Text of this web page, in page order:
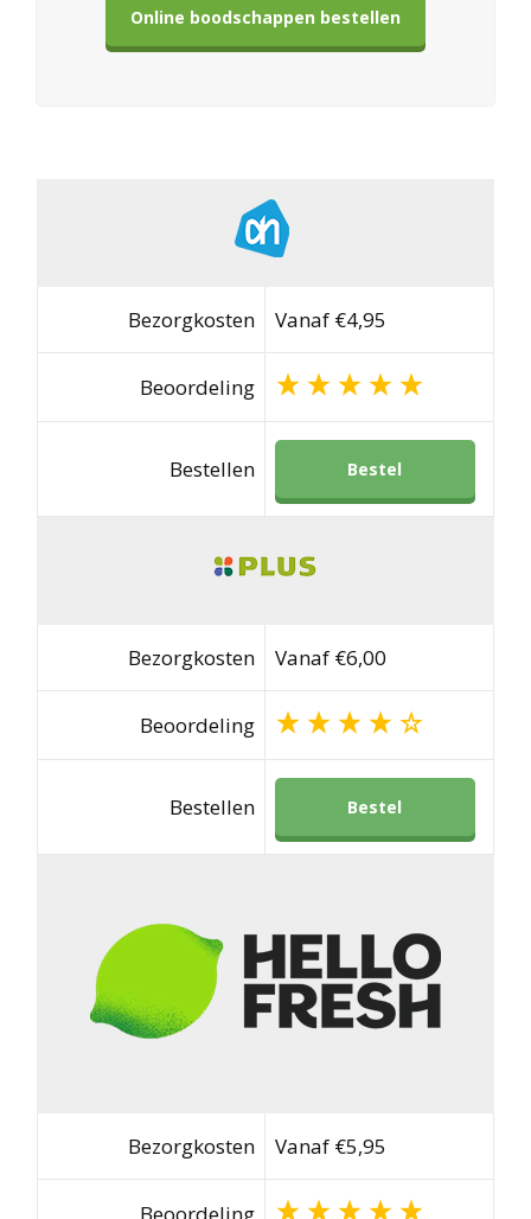
Online boodschappen bestellen
Bezorgkosten Vanaf €4,95
Beoordeling
Bestellen Bestel
Bezorgkosten Vanaf €6,00
Beoordeling
Bestellen Bestel
Bezorgkosten Vanaf €5,95